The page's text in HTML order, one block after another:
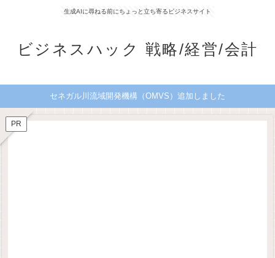
生成AIに尋ねる前にちょっと立ち寄るビジネスサイト
ビジネスハック 戦略/経営/会計
セネガル川流域開発機構（OMVS）追加しました
PR